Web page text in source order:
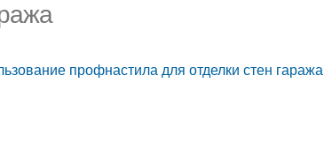
профнастила для отделки стен гаража